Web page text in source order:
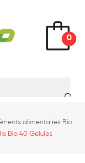
0
alimentaires Bio
Bio 40 Gélules